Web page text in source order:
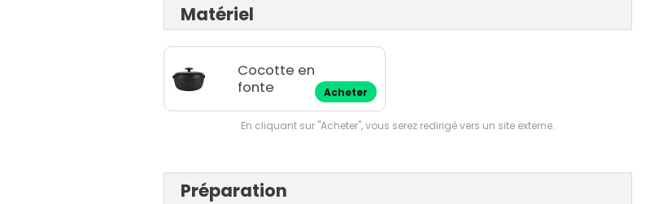
Matériel
Cocotte en
fonte
Acheter
En cliquant sur "Acheter", vous serez redirigé vers un site externe.
Préparation